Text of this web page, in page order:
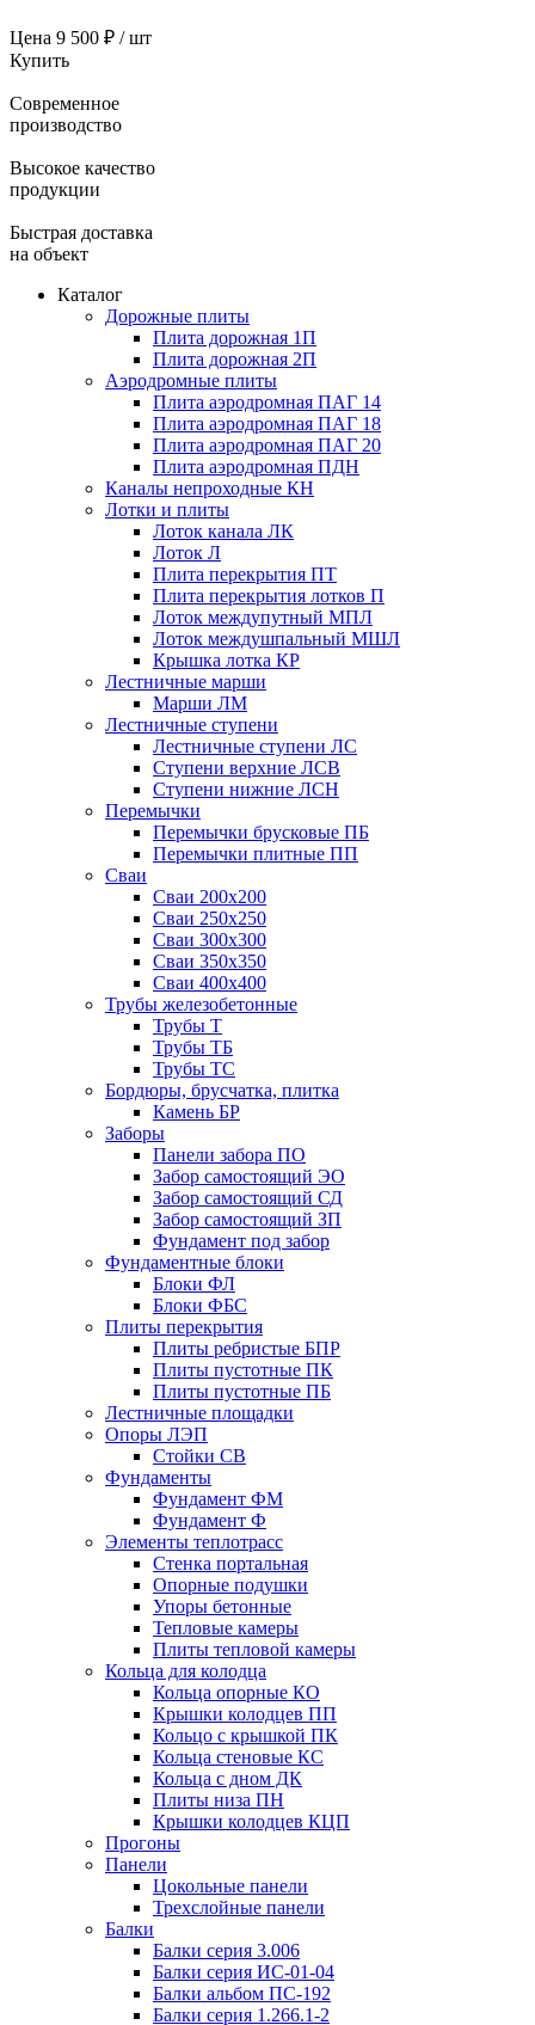
Цена 9 500 ₽ / шт
Купить
Современное
производство
Высокое качество
продукции
Быстрая доставка
на объект
Каталог
Дорожные плиты
Плита дорожная 1П
Плита дорожная 2П
Аэродромные плиты
Плита аэродромная ПАГ 14
Плита аэродромная ПАГ 18
Плита аэродромная ПАГ 20
Плита аэродромная ПДН
Каналы непроходные КН
Лотки и плиты
Лоток канала ЛК
Лоток Л
Плита перекрытия ПТ
Плита перекрытия лотков П
Лоток междупутный МПЛ
Лоток междушпальный МШЛ
Крышка лотка КР
Лестничные марши
Марши ЛМ
Лестничные ступени
Лестничные ступени ЛС
Ступени верхние ЛСВ
Ступени нижние ЛСН
Перемычки
Перемычки брусковые ПБ
Перемычки плитные ПП
Сваи
Сваи 200х200
Сваи 250х250
Сваи 300х300
Сваи 350х350
Сваи 400х400
Трубы железобетонные
Трубы Т
Трубы ТБ
Трубы ТС
Бордюры, брусчатка, плитка
Камень БР
Заборы
Панели забора ПО
Забор самостоящий ЭО
Забор самостоящий СД
Забор самостоящий ЗП
Фyндамент под забор
Фундаментные блоки
Блоки ФЛ
Блоки ФБС
Плиты перекрытия
Плиты ребристые БПР
Плиты пустотные ПК
Плиты пустотные ПБ
Лестничные площадки
Опоры ЛЭП
Стойки СВ
Фундаменты
Фyндамент ФМ
Фyндамент Ф
Элементы теплотрасс
Стенка портальная
Опорные подушки
Упоры бетонные
Тепловые камеры
Плиты тепловой камеры
Кольца для колодца
Кольца опорные КО
Крышки колодцев ПП
Кольцо с крышкой ПК
Кольца стеновые КС
Кольца с дном ДК
Плиты низа ПН
Крышки колодцев КЦП
Прогоны
Панели
Цокольные панели
Трехслойные панели
Балки
Балки серия 3.006
Балки серия ИС-01-04
Балки альбом ПС-192
Балки серия 1.266.1-2